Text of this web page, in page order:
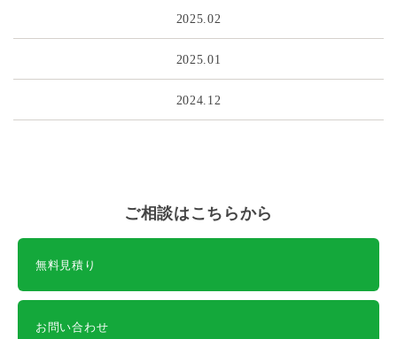
2025.02
2025.01
2024.12
ご相談はこちらから
無料見積り
お問い合わせ